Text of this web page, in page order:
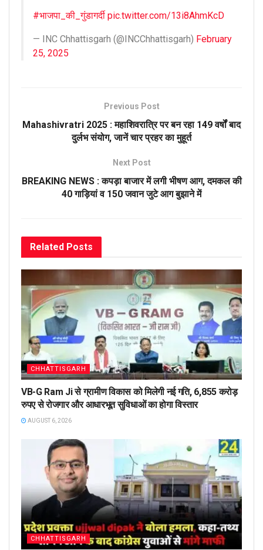
#भाजपा_की_गुंडागर्दी pic.twitter.com/13i8AhmKcD
— INC Chhattisgarh (@INCChhattisgarh) February
25, 2025
Previous Post
Mahashivratri 2025 : महाशिवरात्रि पर बन रहा 149 वर्षों बाद
दुर्लभ संयोग, जानें चार प्रहर का मुहूर्त
Next Post
BREAKING NEWS : कपड़ा बाजार में लगी भीषण आग, दमकल की
40 गाड़ियां व 150 जवान जुटे आग बुझाने में
Related Posts
CHHATTISGARH
VB-G Ram Ji से ग्रामीण विकास को मिलेगी नई गति, 6,855 करोड़
रुपए से रोजगार और आधारभूत सुविधाओं का होगा विस्तार
AUGUST 6, 2026
CHHATTISGARH